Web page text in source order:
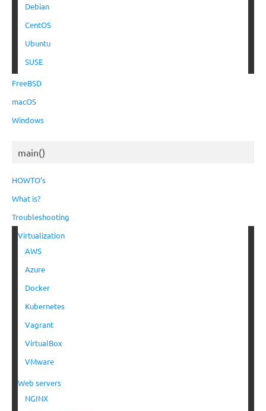
Debian
CentOS
Ubuntu
SUSE
FreeBSD
macOS
Windows
main()
HOWTO’s
What is?
Troubleshooting
Virtualization
AWS
Azure
Docker
Kubernetes
Vagrant
VirtualBox
VMware
Web servers
NGINX